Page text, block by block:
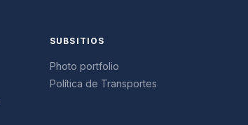
SUBSITIOS
Photo portfolio
Política de Transportes